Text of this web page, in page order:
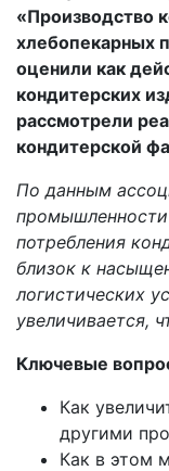
«Производство
хлебопекарных
оценили как
кондитерских
рассмотрели
кондитерской
По данным
потребления
близок к
логистических
увеличивается,
Ключевые
Как
другими
Как в этом